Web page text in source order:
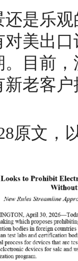
是乐
美出
。目前
新老客
原文，